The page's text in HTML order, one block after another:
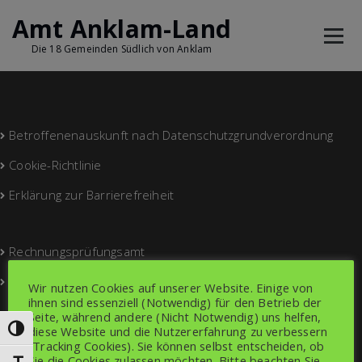
Umschalten auf hohe Kontraste
Amt Anklam-Land
Die 18 Gemeinden Südlich von Anklam
Betroffenenauskunft nach Datenschutzgrundverordnung
Cookie-Richtlinie
Erklärung zur Barrierefreiheit
Rechnungsprüfungsamt
Spendenberichte
Datenschutz
Wir nutzen Cookies auf unserer Website. Einige von
ihnen sind essenziell (Notwendig) für den Betrieb der
Seite, während andere (Nicht Notwendig) uns helfen,
diese Website und die Nutzererfahrung zu verbessern
(Tracking Cookies). Sie können selbst entscheiden, ob